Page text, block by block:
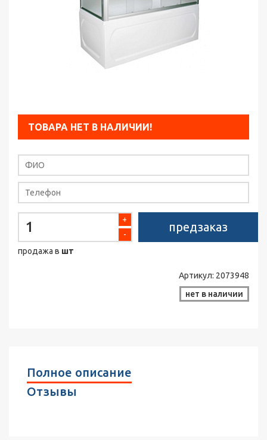
ТОВАРА НЕТ В НАЛИЧИИ!
-
+
продажа в шт
предзаказ
Артикул: 2073948
нет в наличии
Полное описание
Отзывы